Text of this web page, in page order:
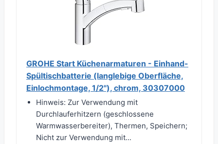
GROHE Start Küchenarmaturen - Einhand-
Spültischbatterie (langlebige Oberfläche,
Einlochmontage, 1/2"), chrom, 30307000
Hinweis: Zur Verwendung mit
Durchlauferhitzern (geschlossene
Warmwasserbereiter), Thermen, Speichern;
Nicht zur Verwendung mit...